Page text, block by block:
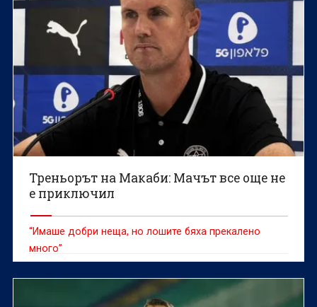
Треньорът на Макаби: Мачът все още не
е приключил
“Имаше добри неща, но лошите бяха прекалено
много”